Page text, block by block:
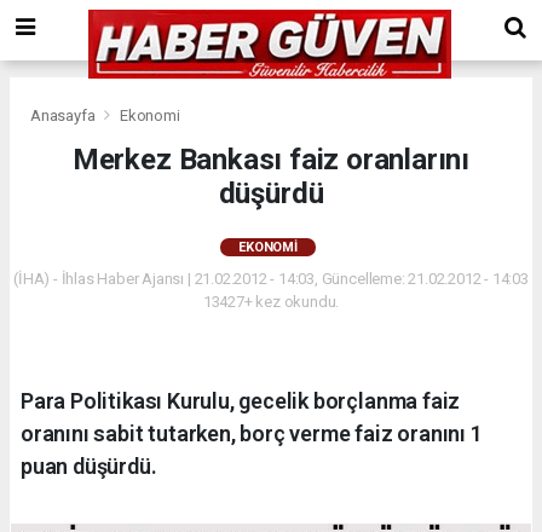
Anasayfa Ekonomi
Merkez Bankası faiz oranlarını
düşürdü
EKONOMI
(İHA) - İhlas Haber Ajansı | 21.02.2012 - 14:03, Güncelleme: 21.02.2012 - 14:03
13427+ kez okundu.
Para Politikası Kurulu, gecelik borçlanma faiz
oranını sabit tutarken, borç verme faiz oranını 1
puan düşürdü.